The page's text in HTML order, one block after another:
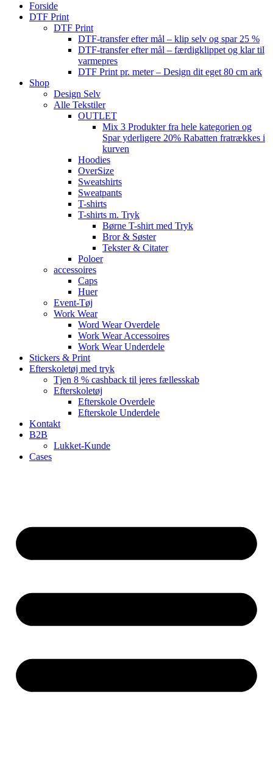
Forside
DTF Print
DTF Print
DTF-transfer efter mål – klip selv og spar 25 %
DTF-transfer efter mål – færdigklippet og klar til
varmepres
DTF Print pr. meter – Design dit eget 80 cm ark
Shop
Design Selv
Alle Tekstiler
OUTLET
Mix 3 Produkter fra hele kategorien og
Spar yderligere 20% Rabatten fratrækkes i
kurven
Hoodies
OverSize
Sweatshirts
Sweatpants
T-shirts
T-shirts m. Tryk
Børne T-shirt med Tryk
Bror & Søster
Tekster & Citater
Poloer
accessoires
Caps
Huer
Event-Tøj
Work Wear
Word Wear Overdele
Work Wear Accessoires
Work Wear Underdele
Stickers & Print
Efterskoletøj med tryk
Tjen 8 % cashback til jeres fællesskab
Efterskoletøj
Efterskole Overdele
Efterskole Underdele
Kontakt
B2B
Lukket-Kunde
Cases